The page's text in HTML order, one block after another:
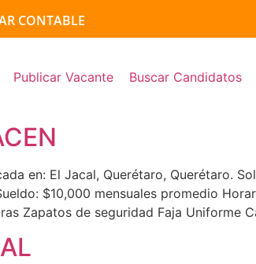
CONTABLE
ALMACÉN
DE MANTENIMIENTO DE MAQUINARIA
DE ALMACÉN
CHEFDE VENTAS MAQUINARÍA AGRICOLA
DE VENTAS MAQUINARIA PESADA
B MAQUINARIA DIESEL
ESPECIALISTA MAQUINARIA DIESEL
ESPECIALISTA MAQUINARIA DIESEL
ESPECIALISTA MECANICA DIESEL
DE EQUIPO DE CONSTRUCCION
Publicar Vacante Buscar Candidatos
en: El Jacal, Querétaro, Querétaro.
$10,000 mensuales promedio
Zapatos de seguridad Faja Uniforme